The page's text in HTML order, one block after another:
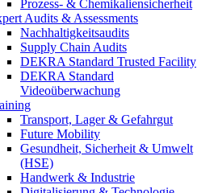
Prozess- & Chemikaliensicherheit
Audits & Assessments
Nachhaltigkeitsaudits
Supply Chain Audits
DEKRA Standard Trusted Facility
DEKRA Standard
Videoüberwachung
Transport, Lager & Gefahrgut
Future Mobility
Gesundheit, Sicherheit & Umwelt
(HSE)
Handwerk & Industrie